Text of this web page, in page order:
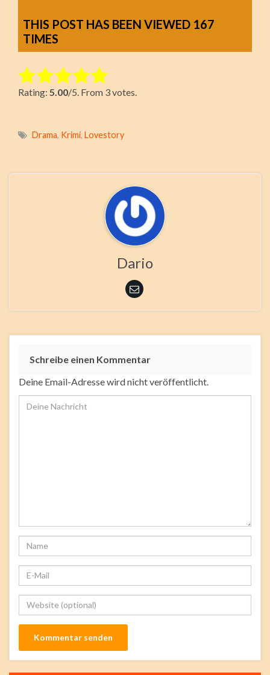
THIS POST HAS BEEN VIEWED 167
TIMES
Rate this item:
Submit Rating
Rating: 5.00/5. From 3 votes.
Drama, Krimi, Lovestory
Dario
Schreibe einen Kommentar
Deine Email-Adresse wird nicht veröffentlicht.